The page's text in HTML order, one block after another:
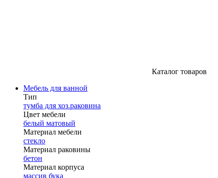
Каталог товаров
Мебель для ванной
Тип
тумба для хоз.раковина
Цвет мебели
белый матовый
Материал мебели
стекло
Материал раковины
бетон
Материал корпуса
массив бука